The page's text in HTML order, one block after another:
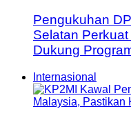
Pengukuhan
Selatan
Dukung
Internasional